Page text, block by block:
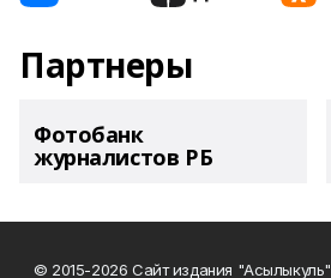
Партнеры
Фотобанк
журналистов РБ
© 2015-2026 Сайт издания "Асылыкуль"